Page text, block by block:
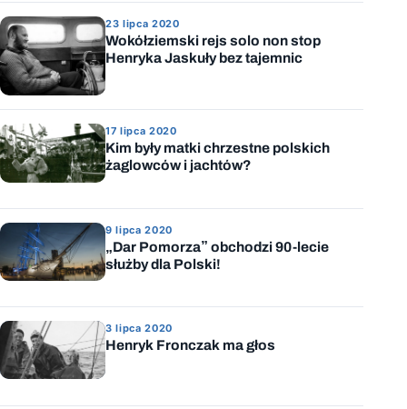
23 lipca 2020
Wokółziemski rejs solo non stop
Henryka Jaskuły bez tajemnic
17 lipca 2020
Kim były matki chrzestne polskich
żaglowców i jachtów?
9 lipca 2020
„Dar Pomorza” obchodzi 90-lecie
służby dla Polski!
3 lipca 2020
Henryk Fronczak ma głos